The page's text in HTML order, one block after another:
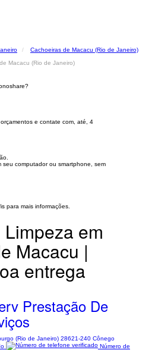
Cachoeiras de Macacu (Rio de Janeiro)
Macacu (Rio de Janeiro)
e contate com, até, 4
seu computador ou smartphone, sem
para mais informações.
em
Macacu |
entrega
Prestação De
(Rio de Janeiro) 28621-240 Cônego
Número de